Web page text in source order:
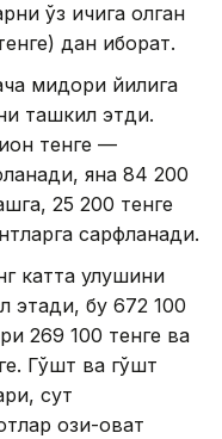
ўз ичига олган
дан иборат.
миқдори йилига
ташкил этди.
тенге —
яна 84 200
25 200 тенге
сарфланади.
катта улушини
этади, бу 672 100
269 100 тенге ва
Гўшт ва гўшт
сут
озиқ-овқат